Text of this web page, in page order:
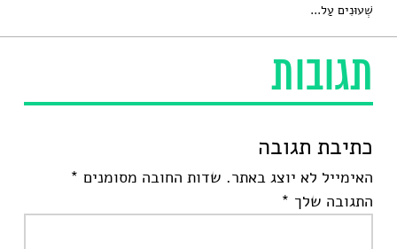
תגובות
כתיבת תגובה
האימייל לא יוצג באתר. שדות החובה מסומנים *
התגובה שלך *
שְׁעוּנִים עַל...